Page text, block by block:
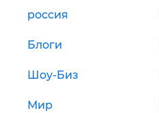
россия
Блоги
Шоу-Биз
Мир